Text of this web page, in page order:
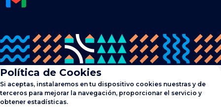
Política de Cookies
Si aceptas, instalaremos en tu dispositivo cookies nuestras y de
terceros para mejorar la navegación, proporcionar el servicio y
obtener estadísticas.